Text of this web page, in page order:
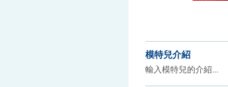
模特兒介紹
輸入模特兒的介紹...